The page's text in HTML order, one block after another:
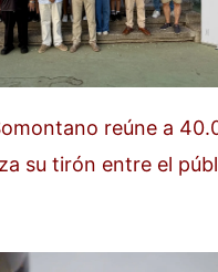
reúne a
su tirón entre el